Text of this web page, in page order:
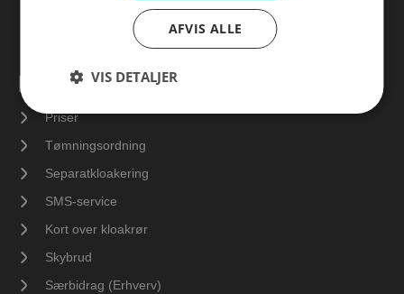
Tilmeld mailservice
Anmeld vandspild
DIT SPILDEVAND
Priser
Tømningsordning
Separatkloakering
SMS-service
Kort over kloakrør
Skybrud
Særbidrag (Erhverv)
AFVIS ALLE
VIS DETALJER